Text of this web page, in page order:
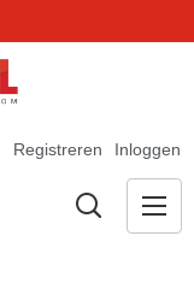
Registreren Inloggen